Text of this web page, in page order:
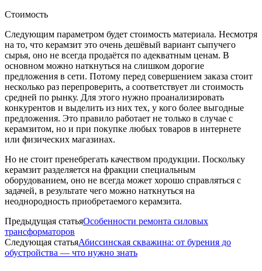
Стоимость
Следующим параметром будет стоимость материала. Несмотря
на то, что керамзит это очень дешёвый вариант сыпучего
сырья, оно не всегда продаётся по адекватным ценам. В
основном можно наткнуться на слишком дорогие
предложения в сети. Потому перед совершением заказа стоит
несколько раз перепроверить, а соответствует ли стоимость
средней по рынку. Для этого нужно проанализировать
конкурентов и выделить из них тех, у кого более выгодные
предложения. Это правило работает не только в случае с
керамзитом, но и при покупке любых товаров в интернете
или физических магазинах.
Но не стоит пренебрегать качеством продукции. Поскольку
керамзит разделяется на фракции специальным
оборудованием, оно не всегда может хорошо справляться с
задачей, в результате чего можно наткнуться на
неоднородность приобретаемого керамзита.
Предыдущая статьяОсобенности ремонта силовых
трансформаторов
Следующая статьяАбиссинская скважина: от бурения до
обустройства — что нужно знать